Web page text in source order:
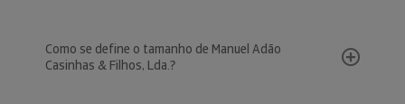
Como se define o tamanho de Manuel Adão
Casinhas & Filhos, Lda.?